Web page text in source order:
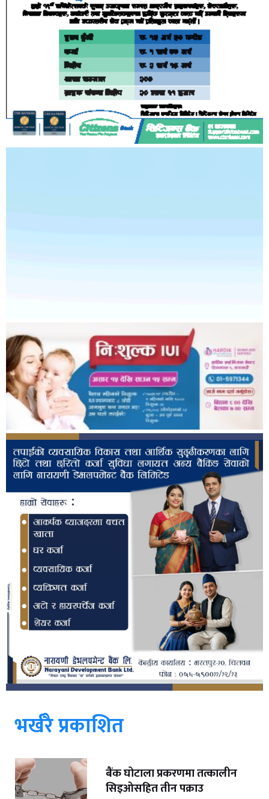
भर्खरै प्रकाशित
बैंक घोटाला प्रकरणमा तत्कालीन
सिइओसहित तीन पक्राउ